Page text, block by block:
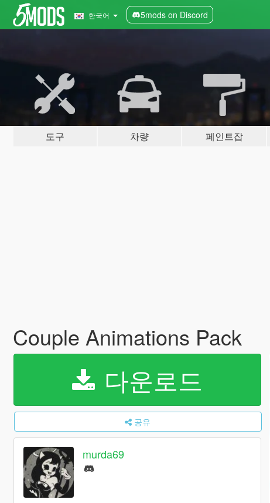
한국어 5mods on Discord
도구 차량 페인트잡
Couple Animations Pack
다운로드
공유
murda69